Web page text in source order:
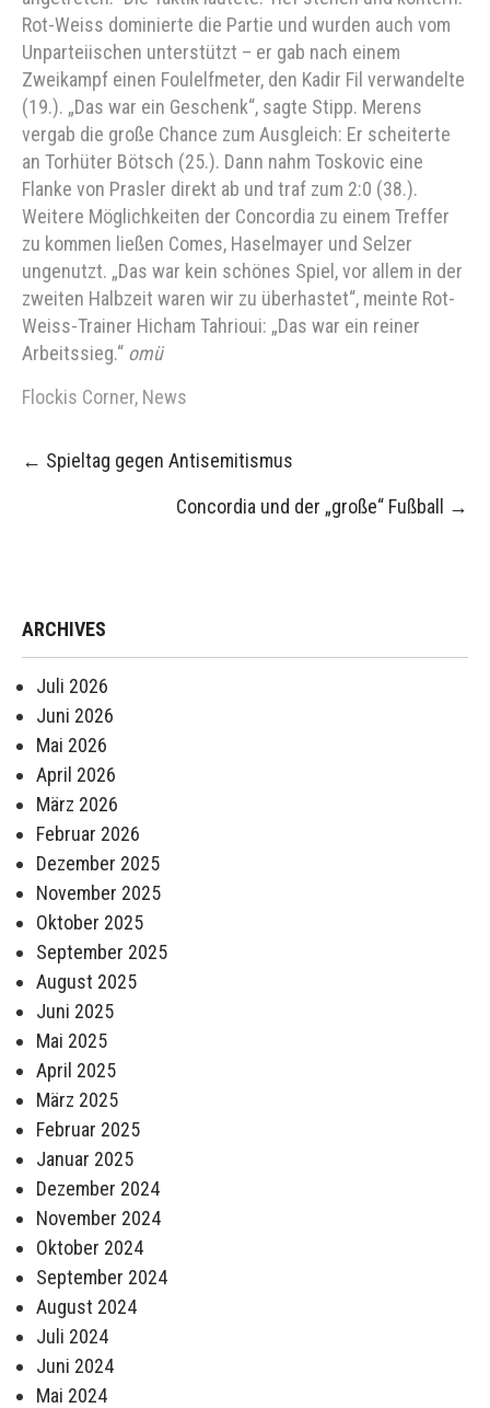
Rot-Weiss dominierte die Partie und wurden auch vom
Unparteiischen unterstützt – er gab nach einem
Zweikampf einen Foulelfmeter, den Kadir Fil verwandelte
(19.). „Das war ein Geschenk“, sagte Stipp. Merens
vergab die große Chance zum Ausgleich: Er scheiterte
an Torhüter Bötsch (25.). Dann nahm Toskovic eine
Flanke von Prasler direkt ab und traf zum 2:0 (38.).
Weitere Möglichkeiten der Concordia zu einem Treffer
zu kommen ließen Comes, Haselmayer und Selzer
ungenutzt. „Das war kein schönes Spiel, vor allem in der
zweiten Halbzeit waren wir zu überhastet“, meinte Rot-
Weiss-Trainer Hicham Tahrioui: „Das war ein reiner
Arbeitssieg.“ omü
Flockis Corner, News
Post
← Spieltag gegen Antisemitismus
Concordia und der „große“ Fußball
→
ARCHIVES
Juli 2026
Juni 2026
Mai 2026
April 2026
März 2026
Februar 2026
Dezember 2025
November 2025
Oktober 2025
September 2025
August 2025
Juni 2025
Mai 2025
April 2025
März 2025
Februar 2025
Januar 2025
Dezember 2024
November 2024
Oktober 2024
September 2024
August 2024
Juli 2024
Juni 2024
Mai 2024